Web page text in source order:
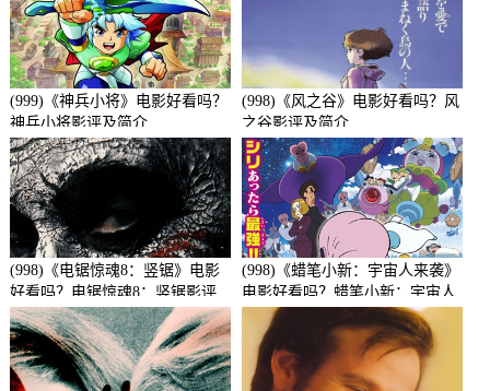
(999)《神兵小将》电影好看吗？
神兵小将影评及简介
(998)《风之谷》电影好看吗？风
之谷影评及简介
(998)《电锯惊魂8：竖锯》电影
好看吗？电锯惊魂8：竖锯影评
及简介
(998)《蜡笔小新：宇宙人来袭》
电影好看吗？蜡笔小新：宇宙人
来袭影评及简介